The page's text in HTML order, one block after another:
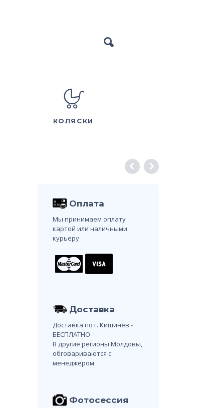
КОЛЯСКИ
Оплата
Мы принимаем оплату
картой или наличными
курьеру
Доставка
Доставка по г. Кишинев -
БЕСПЛАТНО
В другие регионы Молдовы,
обговариваются с
менеджером
Фотосессия